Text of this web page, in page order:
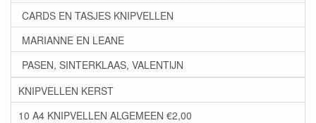
CARDS EN TASJES KNIPVELLEN
MARIANNE EN LEANE
PASEN, SINTERKLAAS, VALENTIJN
KNIPVELLEN KERST
10 A4 KNIPVELLEN ALGEMEEN €2,00